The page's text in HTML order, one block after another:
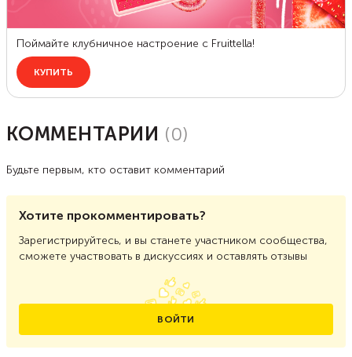
КОММЕНТАРИИ (0)
Будьте первым, кто оставит комментарий
Хотите прокомментировать?
Зарегистрируйтесь, и вы станете участником сообщества,
сможете участвовать в дискуссиях и оставлять отзывы
ВОЙТИ